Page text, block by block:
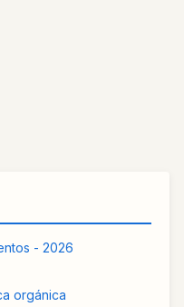
- 2026
orgánica